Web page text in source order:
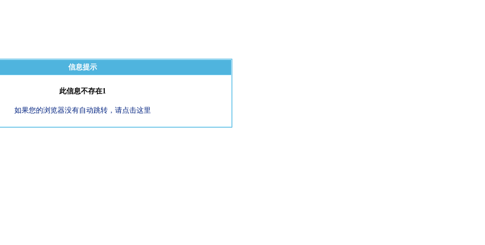
信息提示
此信息不存在1
如果您的浏览器没有自动跳转，请点击这里